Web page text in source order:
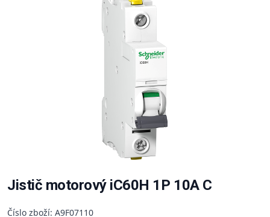
Jistič motorový iC60H 1P 10A C
Číslo zboží: A9F07110